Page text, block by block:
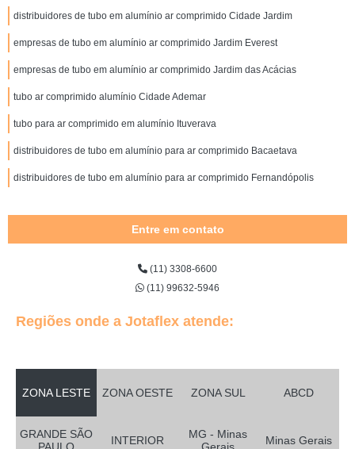
distribuidores de tubo em alumínio ar comprimido Cidade Jardim
empresas de tubo em alumínio ar comprimido Jardim Everest
empresas de tubo em alumínio ar comprimido Jardim das Acácias
tubo ar comprimido alumínio Cidade Ademar
tubo para ar comprimido em alumínio Ituverava
distribuidores de tubo em alumínio para ar comprimido Bacaetava
distribuidores de tubo em alumínio para ar comprimido Fernandópolis
Entre em contato
(11) 3308-6600
(11) 99632-5946
Regiões onde a Jotaflex atende:
ZONA LESTE ZONA OESTE ZONA SUL ABCD
GRANDE SÃO
INTERIOR
MG - Minas
Minas Gerais